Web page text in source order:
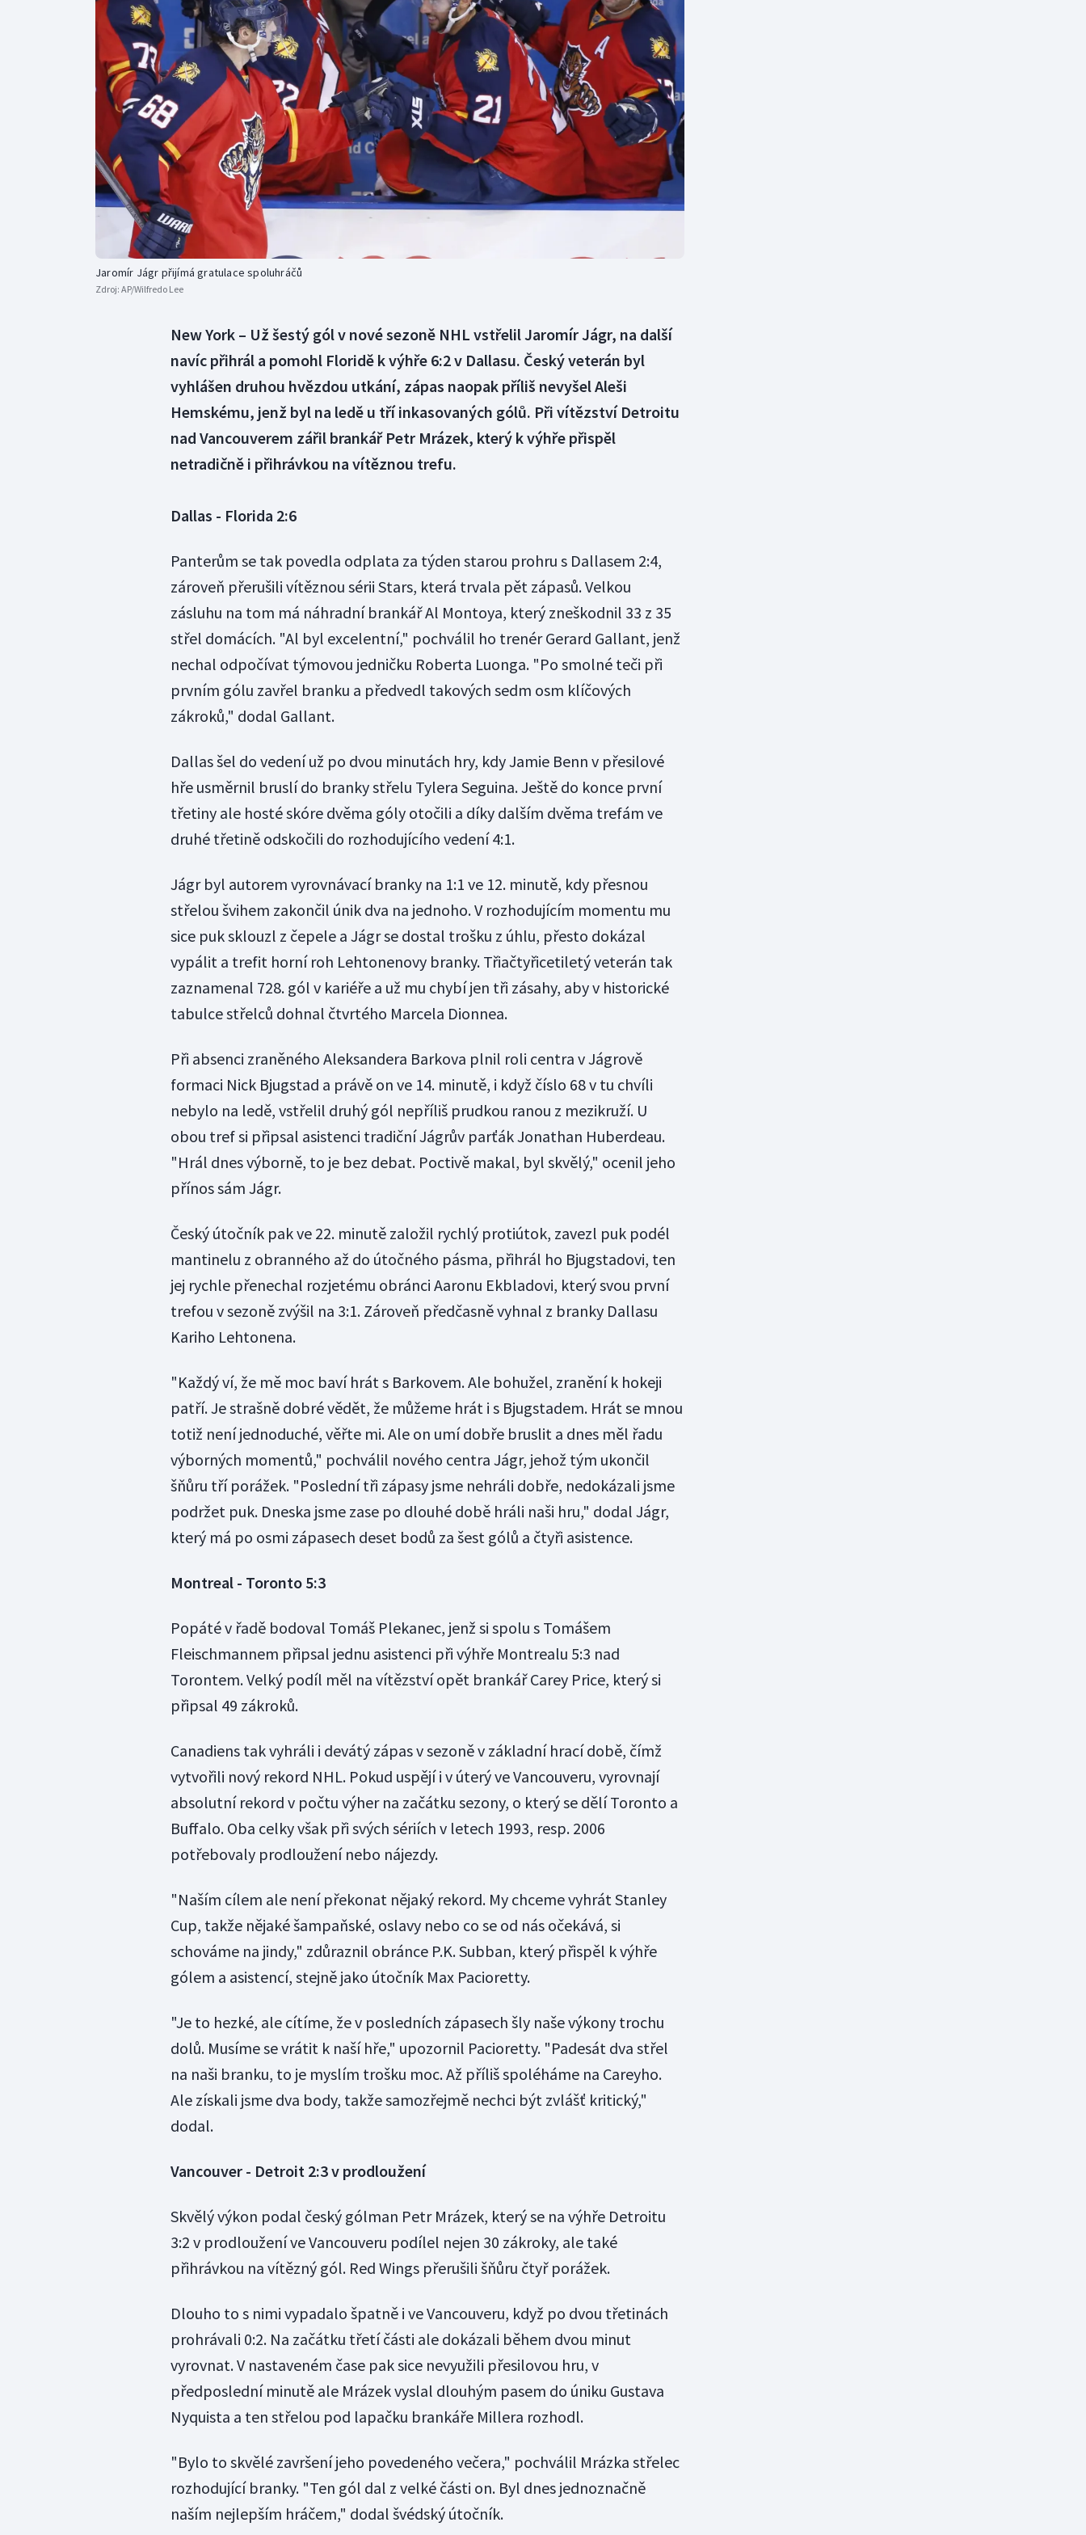
Curling
Dostihy
Florbal
Futsal
Golf
Gymnastika
Moderní pětiboj
Motorsport
Olympijské hry
Parasport
Plavání
Plážový volejbal
Triatlon
Veslování
Vodní slalom
Volejbal
Ostatní
Jaromír Jágr přijímá gratulace spoluhráčů
Zdroj: AP/Wilfredo Lee
New York – Už šestý gól v nové sezoně NHL vstřelil Jaromír Jágr, na další
navíc přihrál a pomohl Floridě k výhře 6:2 v Dallasu. Český veterán byl
vyhlášen druhou hvězdou utkání, zápas naopak příliš nevyšel Aleši
Hemskému, jenž byl na ledě u tří inkasovaných gólů. Při vítězství Detroitu
nad Vancouverem zářil brankář Petr Mrázek, který k výhře přispěl
netradičně i přihrávkou na vítěznou trefu.
Dallas - Florida 2:6
Panterům se tak povedla odplata za týden starou prohru s Dallasem 2:4,
zároveň přerušili vítěznou sérii Stars, která trvala pět zápasů. Velkou
zásluhu na tom má náhradní brankář Al Montoya, který zneškodnil 33 z 35
střel domácích. "Al byl excelentní," pochválil ho trenér Gerard Gallant, jenž
nechal odpočívat týmovou jedničku Roberta Luonga. "Po smolné teči při
prvním gólu zavřel branku a předvedl takových sedm osm klíčových
zákroků," dodal Gallant.
Dallas šel do vedení už po dvou minutách hry, kdy Jamie Benn v přesilové
hře usměrnil bruslí do branky střelu Tylera Seguina. Ještě do konce první
třetiny ale hosté skóre dvěma góly otočili a díky dalším dvěma trefám ve
druhé třetině odskočili do rozhodujícího vedení 4:1.
Jágr byl autorem vyrovnávací branky na 1:1 ve 12. minutě, kdy přesnou
střelou švihem zakončil únik dva na jednoho. V rozhodujícím momentu mu
sice puk sklouzl z čepele a Jágr se dostal trošku z úhlu, přesto dokázal
vypálit a trefit horní roh Lehtonenovy branky. Třiačtyřicetiletý veterán tak
zaznamenal 728. gól v kariéře a už mu chybí jen tři zásahy, aby v historické
tabulce střelců dohnal čtvrtého Marcela Dionnea.
Při absenci zraněného Aleksandera Barkova plnil roli centra v Jágrově
formaci Nick Bjugstad a právě on ve 14. minutě, i když číslo 68 v tu chvíli
nebylo na ledě, vstřelil druhý gól nepříliš prudkou ranou z mezikruží. U
obou tref si připsal asistenci tradiční Jágrův parťák Jonathan Huberdeau.
"Hrál dnes výborně, to je bez debat. Poctivě makal, byl skvělý," ocenil jeho
přínos sám Jágr.
Český útočník pak ve 22. minutě založil rychlý protiútok, zavezl puk podél
mantinelu z obranného až do útočného pásma, přihrál ho Bjugstadovi, ten
jej rychle přenechal rozjetému obránci Aaronu Ekbladovi, který svou první
trefou v sezoně zvýšil na 3:1. Zároveň předčasně vyhnal z branky Dallasu
Kariho Lehtonena.
"Každý ví, že mě moc baví hrát s Barkovem. Ale bohužel, zranění k hokeji
patří. Je strašně dobré vědět, že můžeme hrát i s Bjugstadem. Hrát se mnou
totiž není jednoduché, věřte mi. Ale on umí dobře bruslit a dnes měl řadu
výborných momentů," pochválil nového centra Jágr, jehož tým ukončil
šňůru tří porážek. "Poslední tři zápasy jsme nehráli dobře, nedokázali jsme
podržet puk. Dneska jsme zase po dlouhé době hráli naši hru," dodal Jágr,
který má po osmi zápasech deset bodů za šest gólů a čtyři asistence.
Montreal - Toronto 5:3
Popáté v řadě bodoval Tomáš Plekanec, jenž si spolu s Tomášem
Fleischmannem připsal jednu asistenci při výhře Montrealu 5:3 nad
Torontem. Velký podíl měl na vítězství opět brankář Carey Price, který si
připsal 49 zákroků.
Canadiens tak vyhráli i devátý zápas v sezoně v základní hrací době, čímž
vytvořili nový rekord NHL. Pokud uspějí i v úterý ve Vancouveru, vyrovnají
absolutní rekord v počtu výher na začátku sezony, o který se dělí Toronto a
Buffalo. Oba celky však při svých sériích v letech 1993, resp. 2006
potřebovaly prodloužení nebo nájezdy.
"Naším cílem ale není překonat nějaký rekord. My chceme vyhrát Stanley
Cup, takže nějaké šampaňské, oslavy nebo co se od nás očekává, si
schováme na jindy," zdůraznil obránce P.K. Subban, který přispěl k výhře
gólem a asistencí, stejně jako útočník Max Pacioretty.
"Je to hezké, ale cítíme, že v posledních zápasech šly naše výkony trochu
dolů. Musíme se vrátit k naší hře," upozornil Pacioretty. "Padesát dva střel
na naši branku, to je myslím trošku moc. Až příliš spoléháme na Careyho.
Ale získali jsme dva body, takže samozřejmě nechci být zvlášť kritický,"
dodal.
Vancouver - Detroit 2:3 v prodloužení
Skvělý výkon podal český gólman Petr Mrázek, který se na výhře Detroitu
3:2 v prodloužení ve Vancouveru podílel nejen 30 zákroky, ale také
přihrávkou na vítězný gól. Red Wings přerušili šňůru čtyř porážek.
Dlouho to s nimi vypadalo špatně i ve Vancouveru, když po dvou třetinách
prohrávali 0:2. Na začátku třetí části ale dokázali během dvou minut
vyrovnat. V nastaveném čase pak sice nevyužili přesilovou hru, v
předposlední minutě ale Mrázek vyslal dlouhým pasem do úniku Gustava
Nyquista a ten střelou pod lapačku brankáře Millera rozhodl.
"Bylo to skvělé završení jeho povedeného večera," pochválil Mrázka střelec
rozhodující branky. "Ten gól dal z velké části on. Byl dnes jednoznačně
naším nejlepším hráčem," dodal švédský útočník.